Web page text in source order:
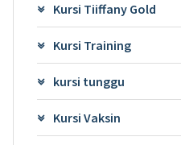
Kursi Tiiffany Gold
Kursi Training
kursi tunggu
Kursi Vaksin